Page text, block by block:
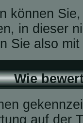
können
in dieser
Sie also
Wie
auf der